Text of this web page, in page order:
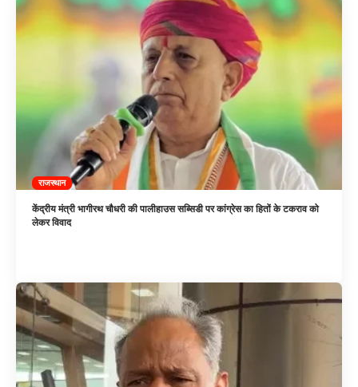
राजस्थान
केंद्रीय मंत्री भागीरथ चौधरी की पालीहाउस सब्सिडी पर कांग्रेस का हितों के टकराव को
लेकर विवाद